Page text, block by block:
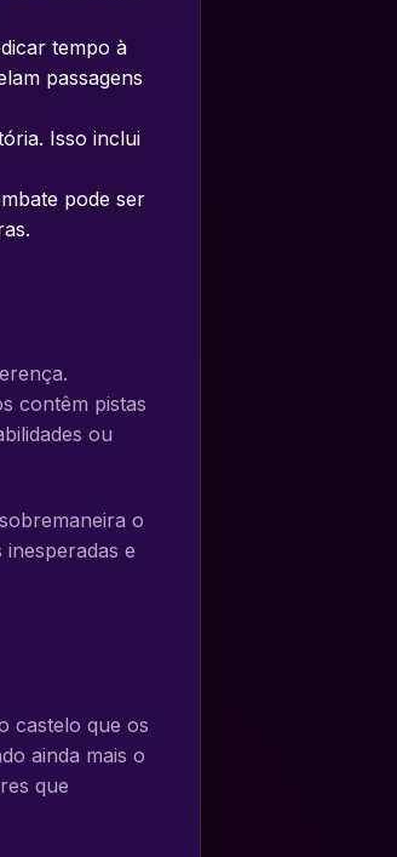
tempo à
passagens
Isso inclui
pode ser
contêm pistas
ou
o
e
castelo que os
ainda mais o
que